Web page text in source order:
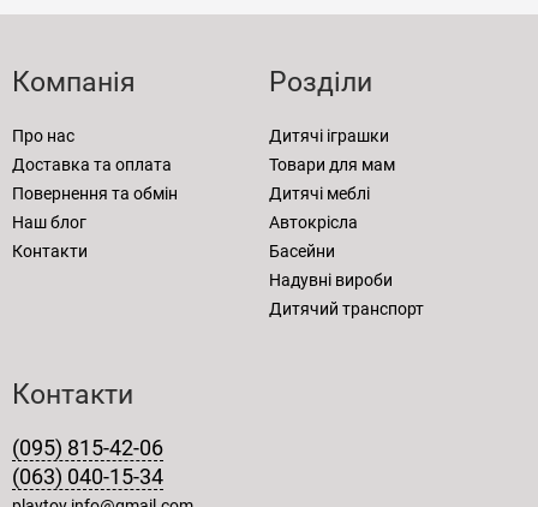
Компанія
Про нас
Доставка та оплата
Повернення та обмін
Наш блог
Контакти
Розділи
Дитячі іграшки
Товари для мам
Дитячі меблі
Автокрісла
Басейни
Надувні вироби
Дитячий транспорт
Контакти
(095) 815-42-06
(063) 040-15-34